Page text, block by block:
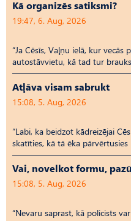
Kā organizēs satiksmi?
19:47, 6. Aug, 2026
“Ja Cēsīs, Vaļņu ielā, kur
autostāvvietu, kā tad tur
Atļāva visam sabrukt
15:08, 5. Aug, 2026
“Labi, ka beidzot kādreizējai
skatīties, kā tā ēka
Vai, novelkot formu,
15:08, 5. Aug, 2026
“Nevaru saprast, kā policists